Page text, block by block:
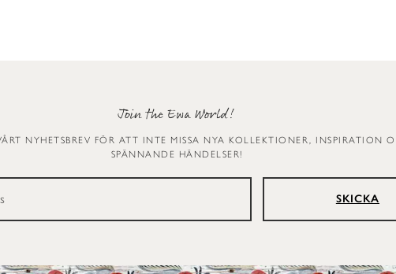
Join the Ewa World!
NYHETSBREV FÖR ATT INTE MISSA NYA KOLLEKTIONER, INSPIRATION
SPÄNNANDE HÄNDELSER!
SKICKA